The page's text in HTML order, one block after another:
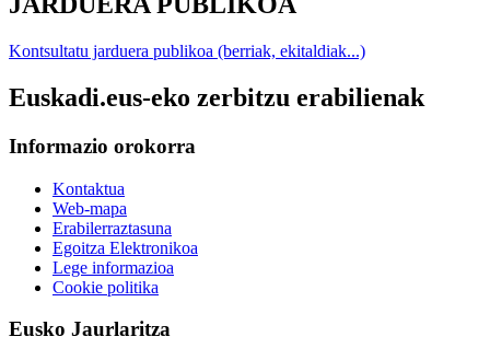
Kontsultatu jarduera publikoa (berriak, ekitaldiak...)
Euskadi.eus-eko zerbitzu erabilienak
Informazio orokorra
Kontaktua
Web-mapa
Erabilerraztasuna
Egoitza Elektronikoa
Lege informazioa
Cookie politika
Eusko Jaurlaritza